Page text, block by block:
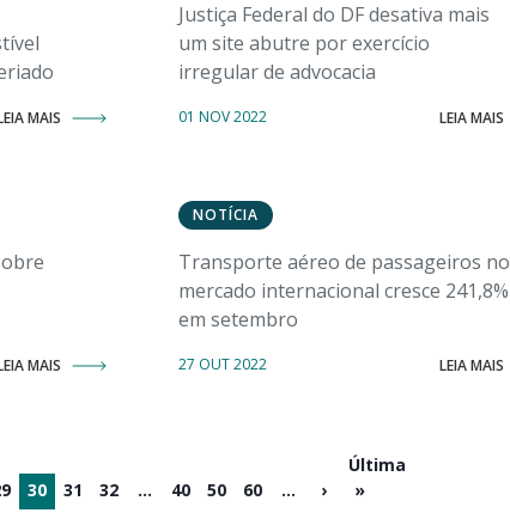
MAIS
Justiça Federal do DF desativa mais
um site abutre por exercício
irregular de advocacia
01 NOV 2022 LEIA MAIS
MAIS
NOTÍCIA
Transporte aéreo de passageiros no
mercado internacional cresce 241,8%
em setembro
27 OUT 2022 LEIA MAIS
30 31 32 ... 40 50 60 ... ›
Última
»